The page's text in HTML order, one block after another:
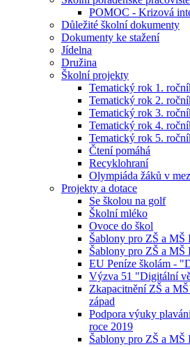
POMOC - Krizová
Důležité školní dokumenty
Dokumenty ke stažení
Jídelna
Družina
Školní projekty
Tematický rok 1.
Tematický rok 2.
Tematický rok 3.
Tematický rok 4.
Tematický rok 5.
Čtení pomáhá
Recyklohraní
Olympiáda žáků v
Projekty a dotace
Se školou na golf
Školní mléko
Ovoce do škol
Šablony pro ZŠ a MŠ
Šablony pro ZŠ a MŠ
EU Peníze školám -
Výzva 51 "Digitální
Zkapacitnění ZŠ a
západ
Podpora výuky
roce 2019
Šablony pro ZŠ a MŠ